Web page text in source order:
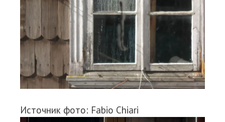
Источник фото: Fabio Chiari